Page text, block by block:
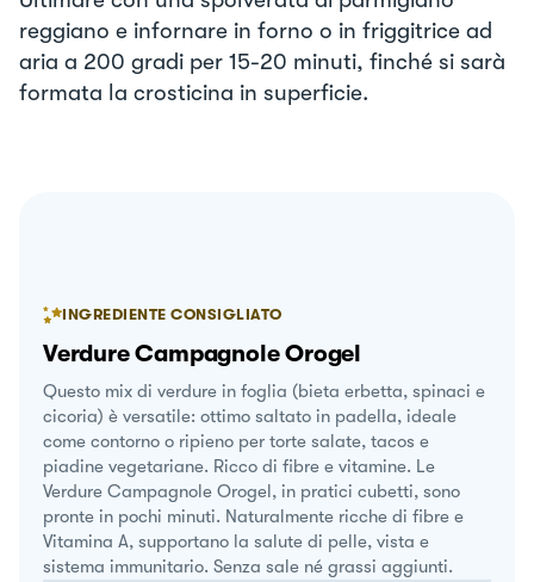
reggiano e infornare in forno o in friggitrice ad
aria a 200 gradi per 15-20 minuti, finché si sarà
formata la crosticina in superficie.
INGREDIENTE CONSIGLIATO
Verdure Campagnole Orogel
Questo mix di verdure in foglia (bieta erbetta, spinaci e
cicoria) è versatile: ottimo saltato in padella, ideale
come contorno o ripieno per torte salate, tacos e
piadine vegetariane. Ricco di fibre e vitamine. Le
Verdure Campagnole Orogel, in pratici cubetti, sono
pronte in pochi minuti. Naturalmente ricche di fibre e
Vitamina A, supportano la salute di pelle, vista e
sistema immunitario. Senza sale né grassi aggiunti.